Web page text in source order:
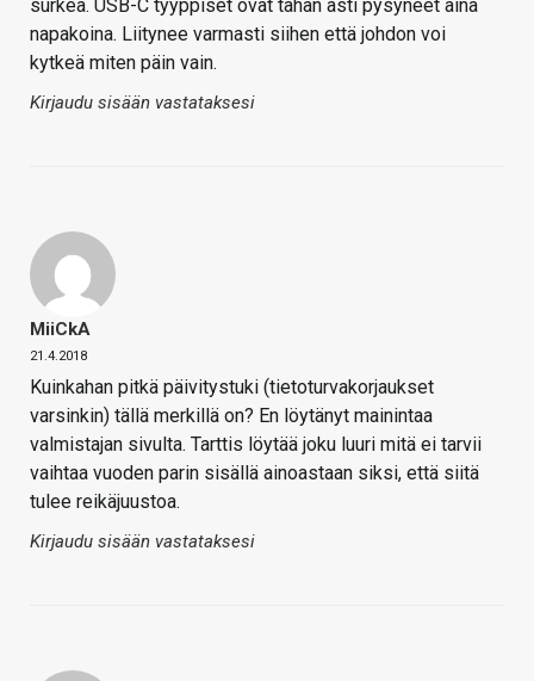
surkea. USB-C tyyppiset ovat tähän asti pysyneet aina
napakoina. Liitynee varmasti siihen että johdon voi
kytkeä miten päin vain.
Kirjaudu sisään vastataksesi
MiiCkA
21.4.2018
Kuinkahan pitkä päivitystuki (tietoturvakorjaukset
varsinkin) tällä merkillä on? En löytänyt mainintaa
valmistajan sivulta. Tarttis löytää joku luuri mitä ei tarvii
vaihtaa vuoden parin sisällä ainoastaan siksi, että siitä
tulee reikäjuustoa.
Kirjaudu sisään vastataksesi